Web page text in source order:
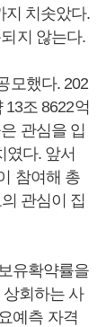
지 치솟았다.
지 않는다.
모했다. 202
13조 8622억
관심을 입
였다. 앞서
참여해 총
관심이 집
유확약률을
회하는 사
예측 자격